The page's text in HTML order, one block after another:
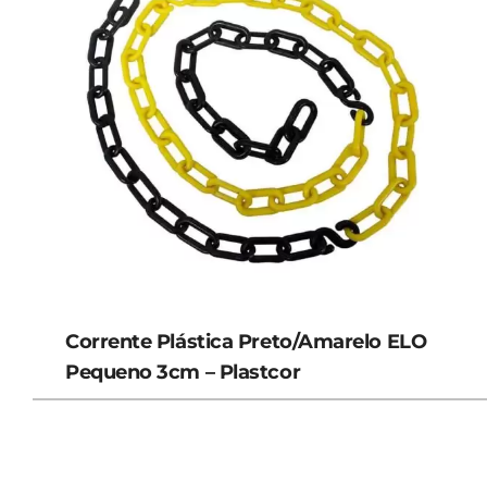
Corrente Plástica Preto/Amarelo ELO
Pequeno 3cm – Plastcor